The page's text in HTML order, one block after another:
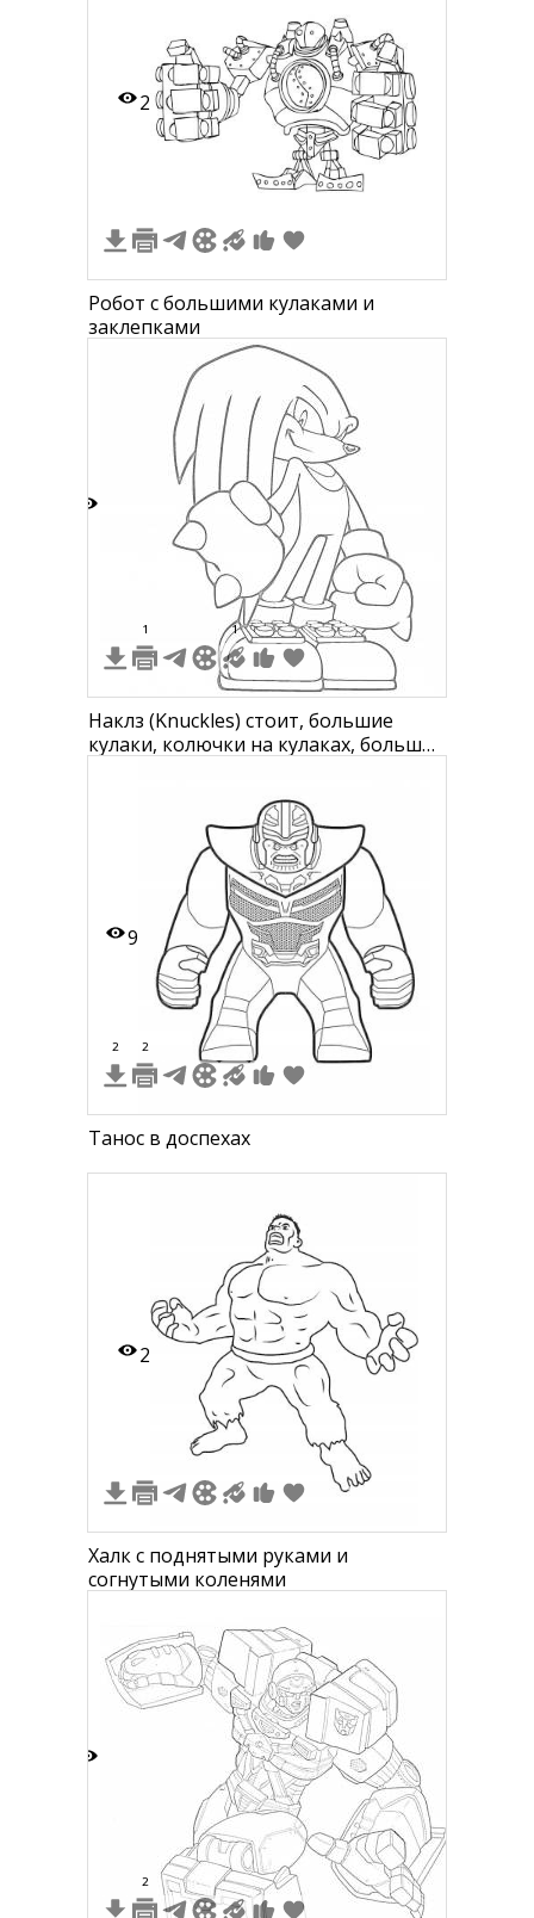
2
Робот с большими кулаками и
заклепками
1 1
Наклз (Knuckles) стоит, большие
кулаки, колючки на кулаках, большие
9
2 2
Танос в доспехах
2
Халк с поднятыми руками и
согнутыми коленями
2